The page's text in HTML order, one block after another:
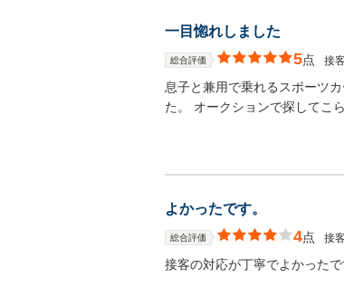
一目惚れしました
総合評価 5点 接
息子と兼用で乗れるスポーツ
た。 オークションで探してこ
よかったです。
総合評価 4点 接
接客の対応が丁寧でよかった